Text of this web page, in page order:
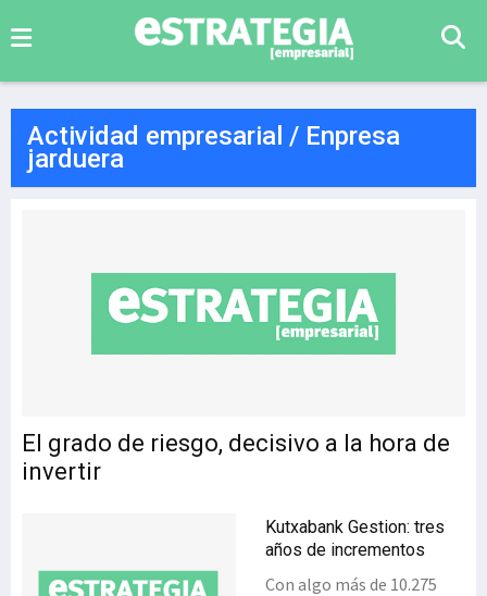
Actividad empresarial / Enpresa
jarduera
El grado de riesgo, decisivo a la hora de
invertir
Kutxabank Gestion: tres
años de incrementos
Con algo más de 10.275